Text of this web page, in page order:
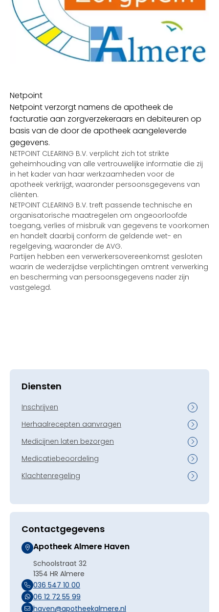
Netpoint
Netpoint verzorgt namens de apotheek de
facturatie aan zorgverzekeraars en debiteuren op
basis van de door de apotheek aangeleverde
gegevens.
NETPOINT CLEARING B.V. verplicht zich tot strikte
geheimhouding van alle vertrouwelijke informatie die zij
in het kader van haar werkzaamheden voor de
apotheek verkrijgt, waaronder persoonsgegevens van
cliënten.
NETPOINT CLEARING B.V. treft passende technische en
organisatorische maatregelen om ongeoorloofde
toegang, verlies of misbruik van gegevens te voorkomen
en handelt daarbij conform de geldende wet- en
regelgeving, waaronder de AVG.
Partijen hebben een verwerkersovereenkomst gesloten
waarin de wederzijdse verplichtingen omtrent verwerking
en bescherming van persoonsgegevens nader zijn
vastgelegd.
Diensten
Inschrijven
Herhaalrecepten aanvragen
Medicijnen laten bezorgen
Medicatiebeoordeling
Klachtenregeling
Contactgegevens
Apotheek Almere Haven
Schoolstraat 32
1354 HR Almere
036 547 10 00
06 12 72 55 99
haven@apotheekalmere.nl